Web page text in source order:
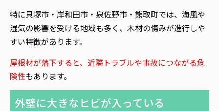
特に貝塚市・岸和田市・泉佐野市・熊取町では、海風や
湿気の影響を受ける地域も多く、木材の傷みが進行しや
すい特徴があります。
屋根材が落下すると、近隣トラブルや事故につながる危
険性もあります。
外壁に大きなヒビが入っている